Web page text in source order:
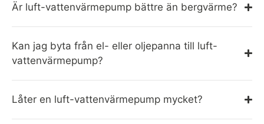
Är luft-vattenvärmepump bättre än bergvärme?
Kan jag byta från el- eller oljepanna till luft-
vattenvärmepump?
Låter en luft-vattenvärmepump mycket?